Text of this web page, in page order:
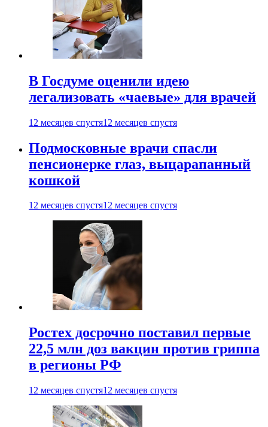
В Госдуме оценили идею
легализовать «чаевые» для врачей
12 месяцев спустя12 месяцев спустя
Подмосковные врачи спасли
пенсионерке глаз, выцарапанный
кошкой
12 месяцев спустя12 месяцев спустя
Ростех досрочно поставил первые
22,5 млн доз вакцин против гриппа
в регионы РФ
12 месяцев спустя12 месяцев спустя